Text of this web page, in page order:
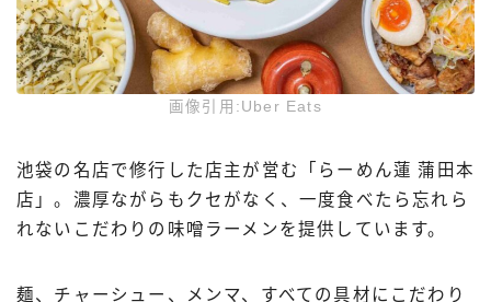
画像引用:Uber Eats
池袋の名店で修行した店主が営む「らーめん蓮 蒲田本
店」。濃厚ながらもクセがなく、一度食べたら忘れら
れないこだわりの味噌ラーメンを提供しています。
麺、チャーシュー、メンマ、すべての具材にこだわり